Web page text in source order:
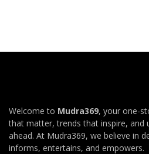
Welcome to Mudra369, your one-
that matter, trends that inspire, and
ahead. At Mudra369, we believe in
informs, entertains, and empowers.